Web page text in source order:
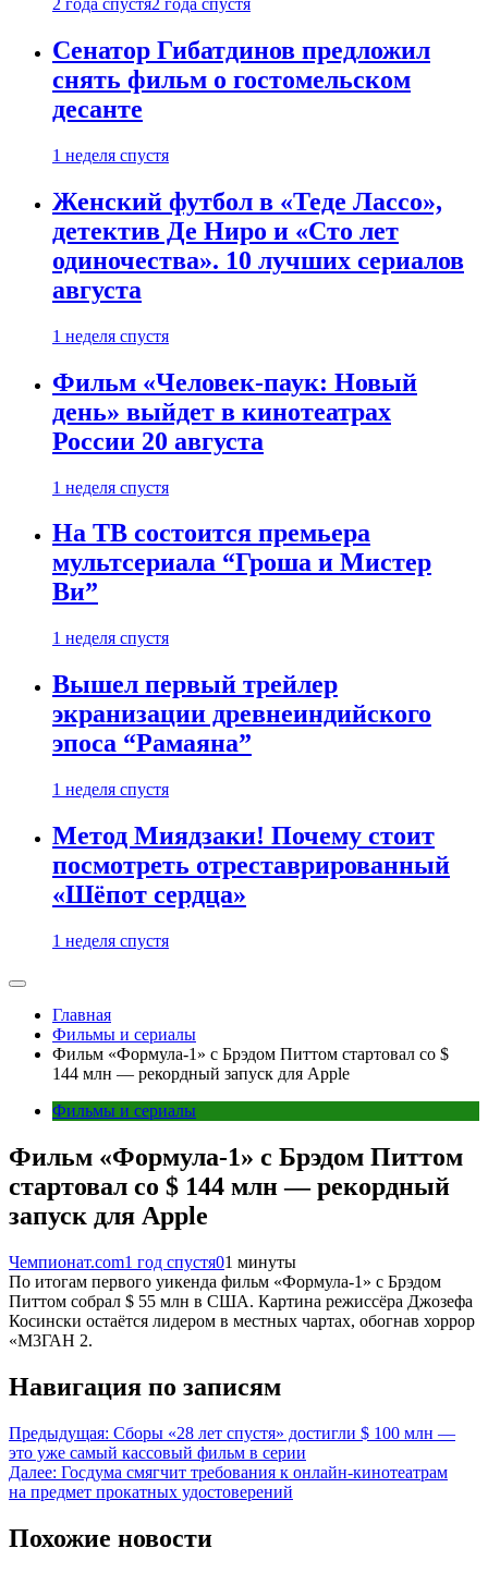
2 года спустя2 года спустя
Сенатор Гибатдинов предложил
снять фильм о гостомельском
десанте
1 неделя спустя
Женский футбол в «Теде Лассо»,
детектив Де Ниро и «Сто лет
одиночества». 10 лучших сериалов
августа
1 неделя спустя
Фильм «Человек-паук: Новый
день» выйдет в кинотеатрах
России 20 августа
1 неделя спустя
На ТВ состоится премьера
мультсериала “Гроша и Мистер
Ви”
1 неделя спустя
Вышел первый трейлер
экранизации древнеиндийского
эпоса “Рамаяна”
1 неделя спустя
Метод Миядзаки! Почему стоит
посмотреть отреставрированный
«Шёпот сердца»
1 неделя спустя
Главная
Фильмы и сериалы
Фильм «Формула-1» с Брэдом Питтом стартовал со $
144 млн — рекордный запуск для Apple
Фильмы и сериалы
Фильм «Формула-1» с Брэдом Питтом
стартовал со $ 144 млн — рекордный
запуск для Apple
Чемпионат.com1 год спустя01 минуты
По итогам первого уикенда фильм «Формула-1» с Брэдом
Питтом собрал $ 55 млн в США. Картина режиссёра Джозефа
Косински остаётся лидером в местных чартах, обогнав хоррор
«М3ГАН 2.
Навигация по записям
Предыдущая: Сборы «28 лет спустя» достигли $ 100 млн —
это уже самый кассовый фильм в серии
Далее: Госдума смягчит требования к онлайн-кинотеатрам
на предмет прокатных удостоверений
Похожие новости